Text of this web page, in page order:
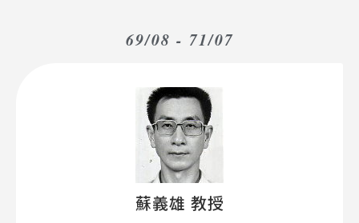
69/08 - 71/07
蘇義雄 教授